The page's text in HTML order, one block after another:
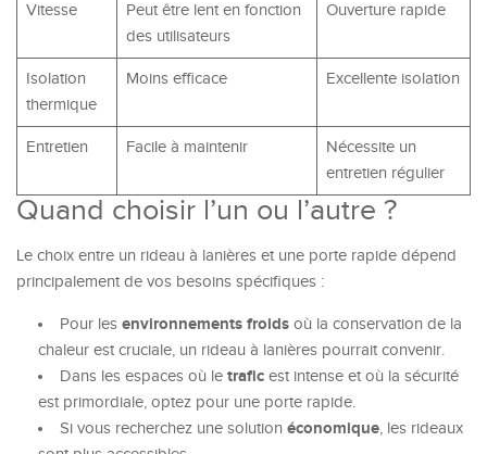
Vitesse
Peut être lent en fonction
des utilisateurs
Ouverture rapide
Isolation
thermique
Moins efficace Excellente isolation
Entretien Facile à maintenir
Nécessite un
entretien régulier
Quand choisir l’un ou l’autre ?
Le choix entre un rideau à lanières et une porte rapide dépend
principalement de vos besoins spécifiques :
Pour les environnements froids où la conservation de la
chaleur est cruciale, un rideau à lanières pourrait convenir.
Dans les espaces où le trafic est intense et où la sécurité
est primordiale, optez pour une porte rapide.
Si vous recherchez une solution économique, les rideaux